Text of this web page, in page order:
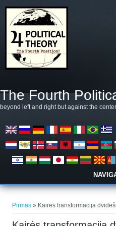
The Fourth
beyond left and right but against the center
Pirmas » Kairės transformacija